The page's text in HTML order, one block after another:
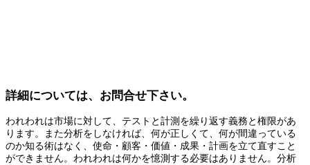
詳細については、お問合せ下さい。
われわれは市場に対して、テストと計測を繰り返す義務と権限があ
ります。また分析をしなければ、何が正しくて、何が間違っている
のか知る術はなく、使命・顧客・価値・成果・計画を立て直すこと
ができません。われわれは何かを憶測する必要はありません。分析